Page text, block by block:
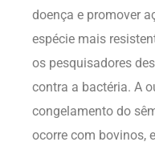
doença e promover
espécie mais
os pesquisadores
contra a bactéria. A
congelamento do
ocorre com bovinos,